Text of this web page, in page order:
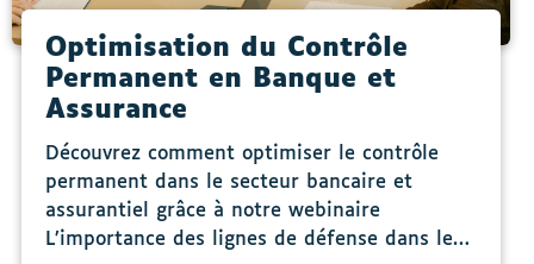
Optimisation du Contrôle
Permanent en Banque et
Assurance
Découvrez comment optimiser le contrôle
permanent dans le secteur bancaire et
assurantiel grâce à notre webinaire
L’importance des lignes de défense dans le…